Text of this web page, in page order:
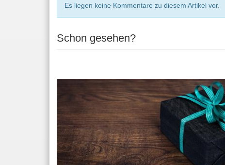
Es liegen keine Kommentare zu diesem Artikel vor.
Schon gesehen?